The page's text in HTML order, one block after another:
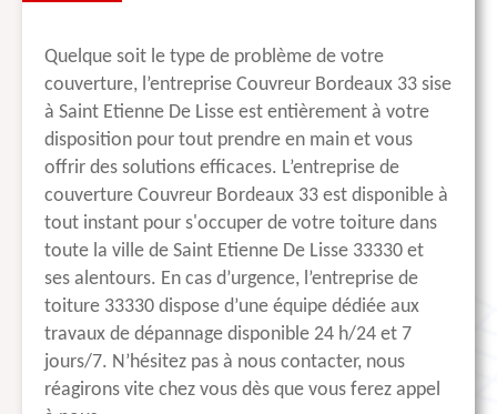
Quelque soit le type de problème de votre
couverture, l’entreprise Couvreur Bordeaux 33 sise
à Saint Etienne De Lisse est entièrement à votre
disposition pour tout prendre en main et vous
offrir des solutions efficaces. L’entreprise de
couverture Couvreur Bordeaux 33 est disponible à
tout instant pour s'occuper de votre toiture dans
toute la ville de Saint Etienne De Lisse 33330 et
ses alentours. En cas d’urgence, l’entreprise de
toiture 33330 dispose d’une équipe dédiée aux
travaux de dépannage disponible 24 h/24 et 7
jours/7. N’hésitez pas à nous contacter, nous
réagirons vite chez vous dès que vous ferez appel